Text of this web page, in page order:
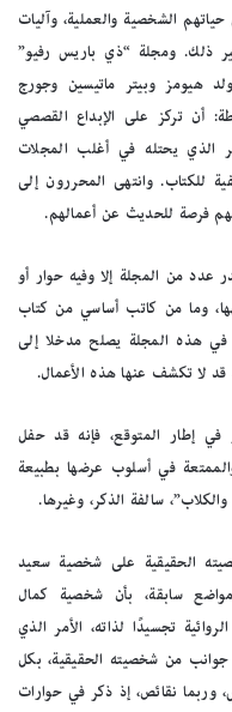
الشخصية والعملية، وآليات
ذلك. ومجلة “ذي باريس رفيو”
هارولد هيومز وبيتر ماتيسين وجورج
أن تركز على الإبداع القصصي
الذي يحتله في أغلب المجلات
للكتاب. وانتهى المحررون إلى
فرصة للحديث عن أعمالهم.
عدد من المجلة إلا وفيه حوار أو
وما من كاتب أساسي من كتاب
في هذه المجلة يصلح مدخلا إلى
لا تكشف عنها هذه الأعمال.
إطار المتوقع، فإنه قد حفل
والممتعة في أسلوب عرضها بطبيعة
سالفة الذكر، وغيرها.
الحقيقية على شخصية سعيد
سابقة، بأن شخصية كمال
تجسيدًا لذاته، الأمر الذي
من شخصيته الحقيقية، بكل
وربما نقائص، إذ ذكر في حوارات